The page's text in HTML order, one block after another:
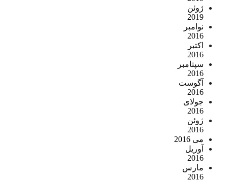
ژوئن
2019
نوامبر
2016
اکتبر
2016
سپتامبر
2016
آگوست
2016
جولای
2016
ژوئن
2016
می 2016
آوریل
2016
مارس
2016